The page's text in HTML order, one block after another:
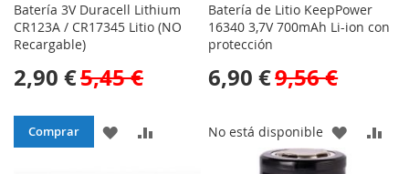
Batería 3V Duracell Lithium
CR123A / CR17345 Litio (NO
Recargable)
2,90 €5,45 €
Comprar
AÑADIR
Batería de Litio KeepPower
16340 3,7V 700mAh Li-ion con
protección
6,90 €9,56 €
No está disponible
AÑADIR
A